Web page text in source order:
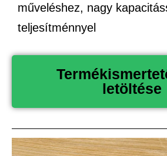
műveléshez, nagy
teljesítménnyel
letöltése